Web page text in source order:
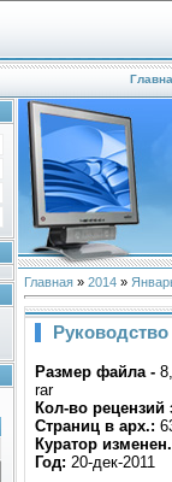
Главная » 2014 »
Размер файла -
rar
Кол-во рецензий
Страниц в арх.:
Куратор
Год: 20-дек-2011